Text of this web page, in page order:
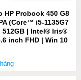
HP Probook 450 G8
(Core™ i5-1135G7
512GB | Intel® Iris®
inch FHD | Win 10